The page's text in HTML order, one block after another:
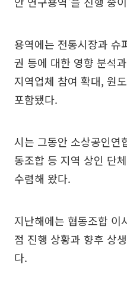
용역에는 전통시장과 슈
권 등에 대한 영향 분석
지역업체 참여 확대, 원
포함됐다.
시는 그동안 소상공인연
동조합 등 지역 상인 단
수렴해 왔다.
지난해에는 협동조합 이
점 진행 상황과 향후 상
다.